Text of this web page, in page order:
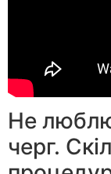
Не люблю
черг.